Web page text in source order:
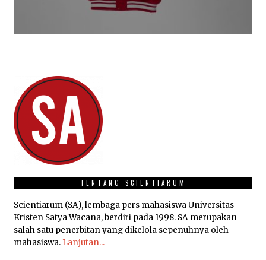
TENTANG SCIENTIARUM
Scientiarum (SA), lembaga pers mahasiswa Universitas
Kristen Satya Wacana, berdiri pada 1998. SA merupakan
salah satu penerbitan yang dikelola sepenuhnya oleh
mahasiswa. Lanjutan...